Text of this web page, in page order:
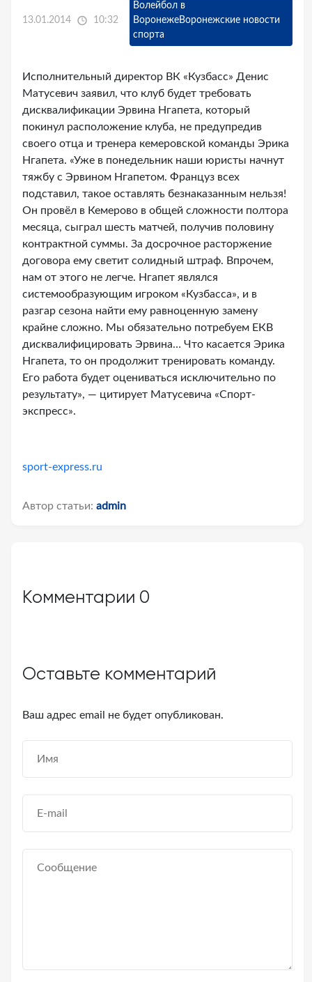
13.01.2014 10:32
Волейбол в
ВоронежеВоронежские новости
спорта
Исполнительный директор ВК «Кузбасс» Денис
Матусевич заявил, что клуб будет требовать
дисквалификации Эрвина Нгапета, который
покинул расположение клуба, не предупредив
своего отца и тренера кемеровской команды Эрика
Нгапета. «Уже в понедельник наши юристы начнут
тяжбу с Эрвином Нгапетом. Француз всех
подставил, такое оставлять безнаказанным нельзя!
Он провёл в Кемерово в общей сложности полтора
месяца, сыграл шесть матчей, получив половину
контрактной суммы. За досрочное расторжение
договора ему светит солидный штраф. Впрочем,
нам от этого не легче. Нгапет являлся
системообразующим игроком «Кузбасса», и в
разгар сезона найти ему равноценную замену
крайне сложно. Мы обязательно потребуем ЕКВ
дисквалифицировать Эрвина… Что касается Эрика
Нгапета, то он продолжит тренировать команду.
Его работа будет оцениваться исключительно по
результату», — цитирует Матусевича «Спорт-
экспресс».
sport-express.ru
Автор статьи: admin
Комментарии 0
Оставьте комментарий
Ваш адрес email не будет опубликован.